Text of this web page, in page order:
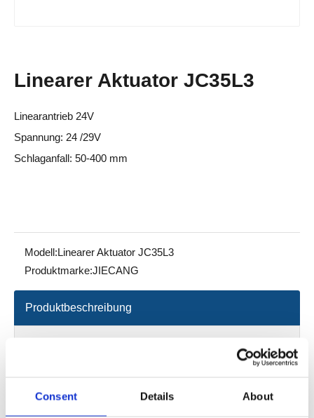
Consent Details About
Linearer Aktuator JC35L3
Linearantrieb 24V
Spannung: 24 /29V
Schlaganfall: 50-400 mm
Modell:Linearer Aktuator JC35L3
Produktmarke:JIECANG
Produktbeschreibung